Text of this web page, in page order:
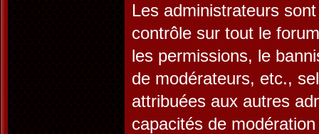
Les administrateurs
contrôle sur tout le
les permissions, le
de modérateurs, etc.,
attribuées aux autres
capacités de